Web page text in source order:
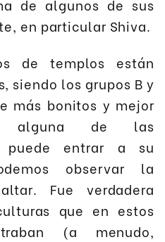
de algunos de sus
en particular Shiva.
de templos están
siendo los grupos B y
más bonitos y mejor
alguna de las
puede entrar a su
observar la
Fue verdadera
que en estos
(a menudo,